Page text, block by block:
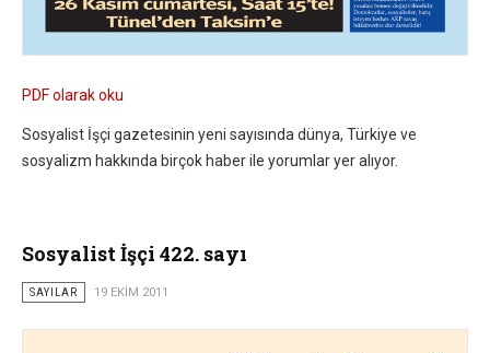
PDF olarak oku
Sosyalist İşçi gazetesinin yeni sayısında dünya, Türkiye ve
sosyalizm hakkında birçok haber ile yorumlar yer alıyor.
Sosyalist İşçi 422. sayı
SAYILAR 19 EKIM 2011